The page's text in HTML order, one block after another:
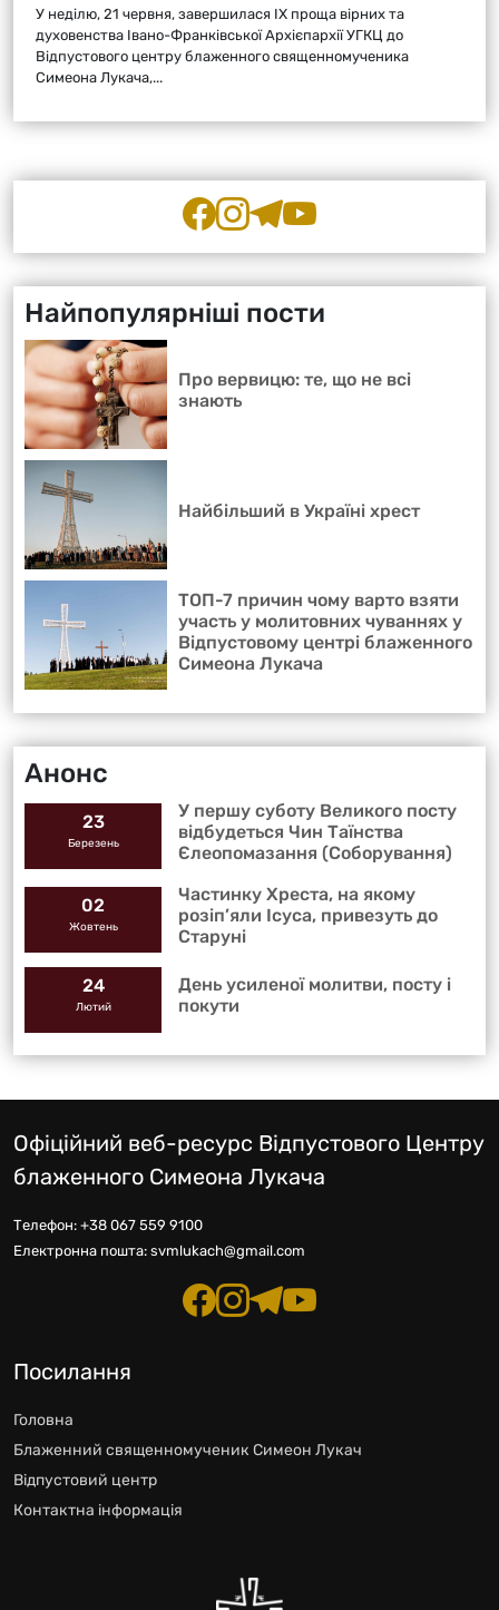
У неділю, 21 червня, завершилася ІХ проща вірних та
духовенства Івано-Франківської Архієпархії УГКЦ до
Відпустового центру блаженного священномученика
Симеона Лукача,...
Найпопулярніші пости
Про вервицю: те, що не всі
знають
Найбільший в Україні хрест
ТОП-7 причин чому варто взяти
участь у молитовних чуваннях у
Відпустовому центрі блаженного
Симеона Лукача
Анонс
23
Березень
У першу суботу Великого посту
відбудеться Чин Таїнства
Єлеопомазання (Соборування)
02
Жовтень
Частинку Хреста, на якому
розіп’яли Ісуса, привезуть до
Старуні
24
Лютий
День усиленої молитви, посту і
покути
Офіційний веб-ресурс Відпустового Центру
блаженного Симеона Лукача
Телефон: +38 067 559 9100
Електронна пошта: svmlukach@gmail.com
Посилання
Головна
Блаженний священномученик Симеон Лукач
Відпустовий центр
Контактна інформація